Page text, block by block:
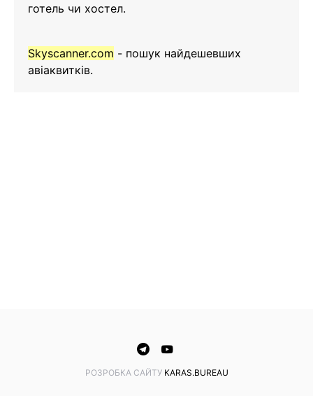
готель чи хостел.
Skyscanner.com - пошук найдешевших
авіаквитків.
PОЗРОБКА САЙТУ KARAS.BUREAU